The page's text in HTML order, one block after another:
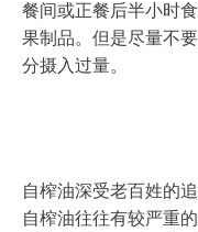
餐间或正餐后半小时
果制品。但是尽量不
分摄入过量。
自榨油深受老百姓的
自榨油往往有较严重